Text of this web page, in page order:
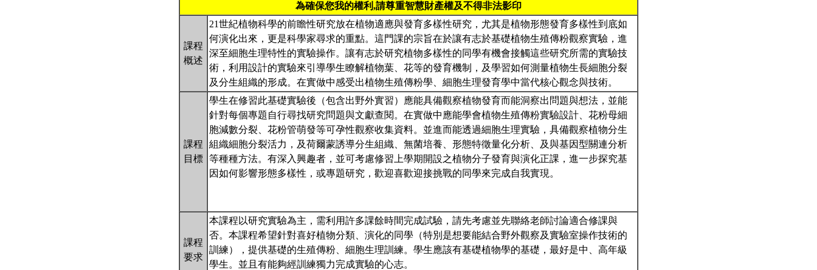
為確保您我的權利,請尊重智慧財產權及不得非法影印
課程
概述
21世紀植物科學的前瞻性研究放在植物適應與發育多樣性研究，尤其是植物形態發育多樣性到底如
何演化出來，更是科學家尋求的重點。這門課的宗旨在於讓有志於基礎植物生殖傳粉觀察實驗，進
深至細胞生理特性的實驗操作。讓有志於研究植物多樣性的同學有機會接觸這些研究所需的實驗技
術，利用設計的實驗來引導學生瞭解植物葉、花等的發育機制，及學習如何測量植物生長細胞分裂
及分生組織的形成。在實做中感受出植物生殖傳粉學、細胞生理發育學中當代核心觀念與技術。
課程
目標
學生在修習此基礎實驗後（包含出野外實習）應能具備觀察植物發育而能洞察出問題與想法，並能
針對每個專題自行尋找研究問題與文獻查閱。在實做中應能學會植物生殖傳粉實驗設計、花粉母細
胞減數分裂、花粉管萌發等可孕性觀察收集資料。並進而能透過細胞生理實驗，具備觀察植物分生
組織細胞分裂活力，及荷爾蒙誘導分生組織、無菌培養、形態特徵量化分析、及與基因型關連分析
等種種方法。有深入興趣者，並可考慮修習上學期開設之植物分子發育與演化正課，進一步探究基
因如何影響形態多樣性，或專題研究，歡迎喜歡迎接挑戰的同學來完成自我實現。
課程
要求
本課程以研究實驗為主，需利用許多課餘時間完成試驗，請先考慮並先聯絡老師討論適合修課與
否。本課程希望針對喜好植物分類、演化的同學（特別是想要能結合野外觀察及實驗室操作技術的
訓練），提供基礎的生殖傳粉、細胞生理訓練。學生應該有基礎植物學的基礎，最好是中、高年級
學生。並且有能夠經訓練獨力完成實驗的心志。